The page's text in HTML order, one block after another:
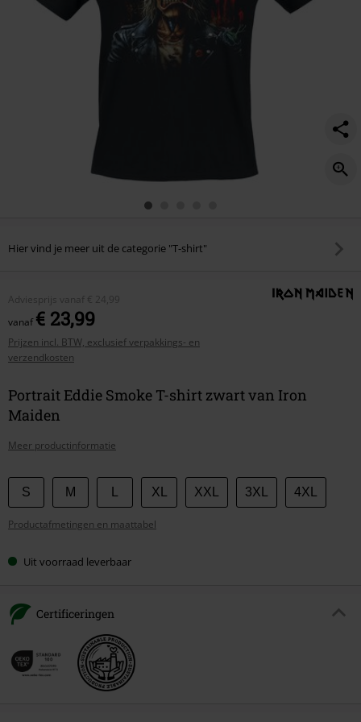
Hier vind je meer uit de categorie "T-shirt"
Adviesprijs vanaf € 24,99
vanaf€ 23,99
Prijzen incl. BTW, exclusief verpakkings- en
verzendkosten
Portrait Eddie Smoke T-shirt zwart van Iron
Maiden
Meer productinformatie
Kies
je
maat
S M XL XXL 3XL 4XL
Productafmetingen en maattabel
Uit voorraad leverbaar
Certificeringen